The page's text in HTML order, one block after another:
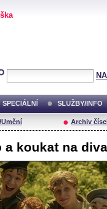
SPECIÁLNÍ SLUŽBY/INFO
Archiv
a koukat na